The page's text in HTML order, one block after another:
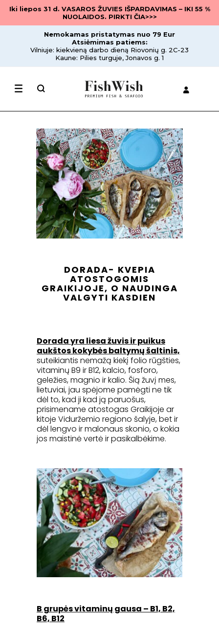
Iki liepos 31 d. VASAROS ŽUVIES IŠPARDAVIMAS – IKI 55 %
NUOLAIDOS. PIRKTI ČIA>>>
Nemokamas pristatymas nuo 79 Eur
Atsiėmimas patiems:
Vilniuje: kiekvieną darbo dieną Riovonių g. 2C-23
Kaune: Pilies turguje, Jonavos g. 1
DORADA- KVEPIA
ATOSTOGOMIS
GRAIKIJOJE, O NAUDINGA
VALGYTI KASDIEN
Dorada yra liesa žuvis ir puikus
aukštos kokybės baltymų šaltinis,
suteikiantis nemažą kiekį folio rūgšties,
vitaminų B9 ir B12, kalcio, fosforo,
geležies, magnio ir kalio. Šią žuvį mes,
lietuviai, jau spėjome pamėgti ne tik
dėl to, kad ji kad ją paruošus,
prisimename atostogas Graikijoje ar
kitoje Viduržemio regiono šalyje, bet ir
dėl lengvo ir malonaus skonio, o kokia
jos maistinė vertė ir pasikalbėkime.
B grupės vitaminų gausa – B1, B2,
B6, B12